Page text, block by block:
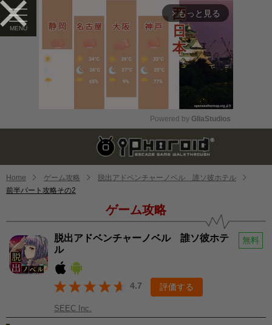
arrow_forward_ios もっと見る
Mute
Powered by GliaStudios
Home ゲーム攻略
脱出アドベンチャーノベル 誰ソ彼ホテル
前半パート攻略その2
ゲーム攻略
脱出アドベンチャーノベル 誰ソ彼ホテ
ル
無料
4.7 評価する
SEEC Inc.